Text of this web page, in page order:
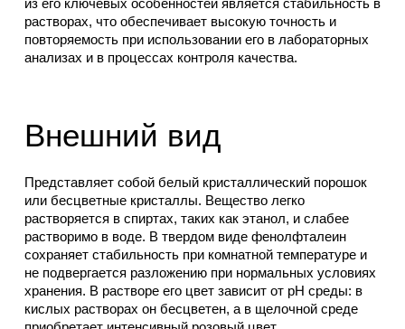
из его ключевых особенностей является стабильность в
растворах, что обеспечивает высокую точность и
повторяемость при использовании его в лабораторных
анализах и в процессах контроля качества.
Внешний вид
Представляет собой белый кристаллический порошок
или бесцветные кристаллы. Вещество легко
растворяется в спиртах, таких как этанол, и слабее
растворимо в воде. В твердом виде фенолфталеин
сохраняет стабильность при комнатной температуре и
не подвергается разложению при нормальных условиях
хранения. В растворе его цвет зависит от pH среды: в
кислых растворах он бесцветен, а в щелочной среде